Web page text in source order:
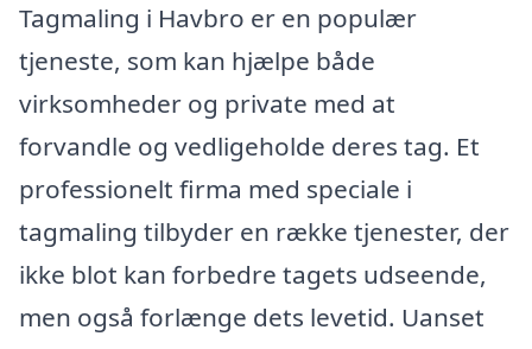
Tagmaling i Havbro er en populær
tjeneste, som kan hjælpe både
virksomheder og private med at
forvandle og vedligeholde deres tag. Et
professionelt firma med speciale i
tagmaling tilbyder en række tjenester, der
ikke blot kan forbedre tagets udseende,
men også forlænge dets levetid. Uanset